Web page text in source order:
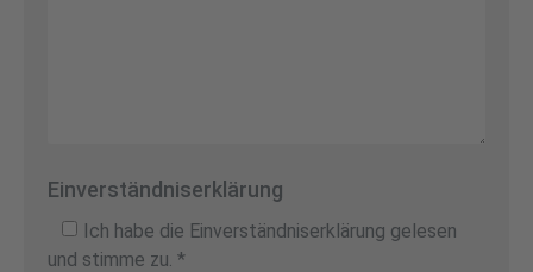
Einverständniserklärung
Ich habe die Einverständniserklärung gelesen
und stimme zu. *